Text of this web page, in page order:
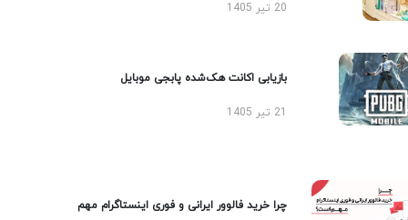
20 تیر 1405
بازیابی اکانت هک‌شده پابجی موبایل
چرا خرید فالوور ایرانی و فوری اینستاگرام مهم